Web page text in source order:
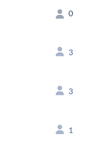
0
3
3
1